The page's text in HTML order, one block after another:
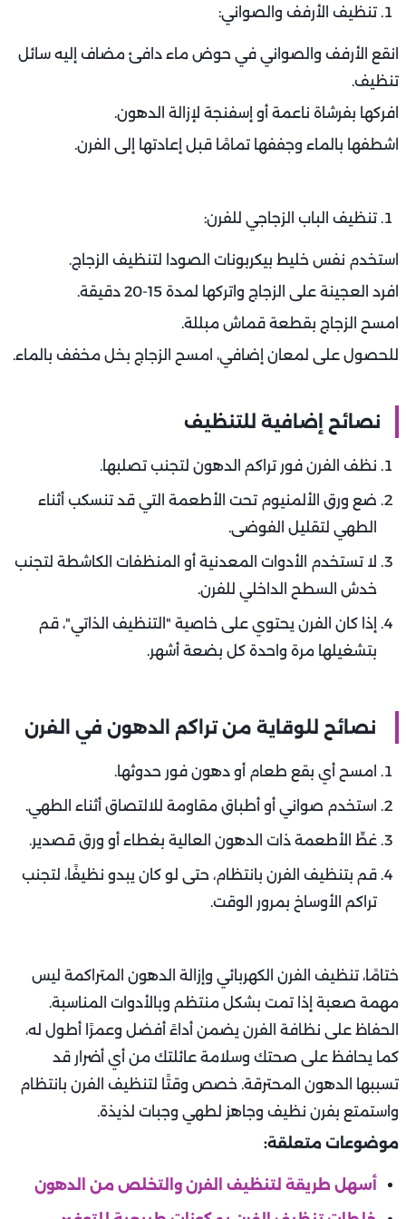
تنظيف الأرفف والصواني:
انقع الأرفف والصواني في حوض ماء دافئ مضاف إليه سائل
تنظيف.
افركها بفرشاة ناعمة أو إسفنجة لإزالة الدهون.
اشطفها بالماء وجففها تمامًا قبل إعادتها إلى الفرن.
تنظيف الباب الزجاجي للفرن:
استخدم نفس خليط بيكربونات الصودا لتنظيف الزجاج.
افرد العجينة على الزجاج واتركها لمدة 15-20 دقيقة.
امسح الزجاج بقطعة قماش مبللة.
للحصول على لمعان إضافي، امسح الزجاج بخل مخفف بالماء.
نصائح إضافية للتنظيف
نظف الفرن فور تراكم الدهون لتجنب تصلبها.
ضع ورق الألمنيوم تحت الأطعمة التي قد تنسكب أثناء
الطهي لتقليل الفوضى.
لا تستخدم الأدوات المعدنية أو المنظفات الكاشطة لتجنب
خدش السطح الداخلي للفرن.
إذا كان الفرن يحتوي على خاصية "التنظيف الذاتي"، قم
بتشغيلها مرة واحدة كل بضعة أشهر.
نصائح للوقاية من تراكم الدهون في الفرن
امسح أي بقع طعام أو دهون فور حدوثها.
استخدم صواني أو أطباق مقاومة للالتصاق أثناء الطهي.
غطِّ الأطعمة ذات الدهون العالية بغطاء أو ورق قصدير.
قم بتنظيف الفرن بانتظام، حتى لو كان يبدو نظيفًا، لتجنب
تراكم الأوساخ بمرور الوقت.
ختامًا، تنظيف الفرن الكهربائي وإزالة الدهون المتراكمة ليس
مهمة صعبة إذا تمت بشكل منتظم وبالأدوات المناسبة.
الحفاظ على نظافة الفرن يضمن أداءً أفضل وعمرًا أطول له،
كما يحافظ على صحتك وسلامة عائلتك من أي أضرار قد
تسببها الدهون المحترقة. خصص وقتًا لتنظيف الفرن بانتظام
واستمتع بفرن نظيف وجاهز لطهي وجبات لذيذة.
موضوعات متعلقة:
أسهل طريقة لتنظيف الفرن والتخلص من الدهون